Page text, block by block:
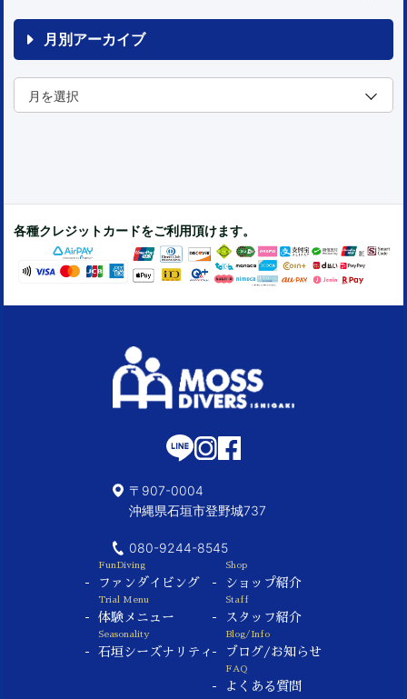
月別アーカイブ
各種クレジットカードをご利用頂けます。
〒907-0004
沖縄県石垣市登野城737
080-9244-8545
FunDiving
ファンダイビング
Trial Menu
体験メニュー
Seasonality
石垣シーズナリティ
Shop
ショップ紹介
Staff
スタッフ紹介
Blog/Info
ブログ/お知らせ
FAQ
よくある質問